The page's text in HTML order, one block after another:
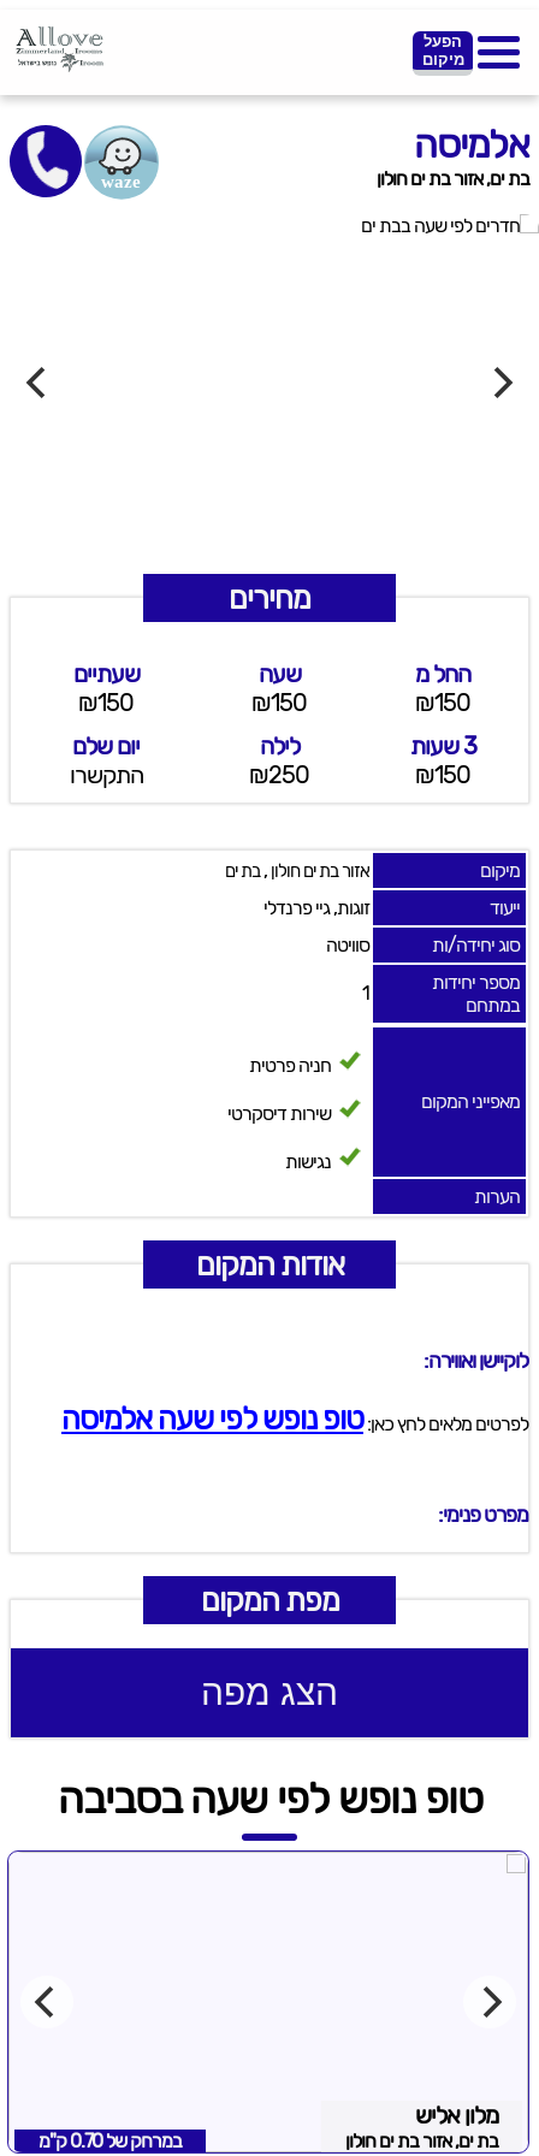
הפעל
מיקום
אלמיסה
בת ים, אזור בת ים חולון
מחירים
החל מ
₪150
שעה
₪150
שעתיים
₪150
3 שעות
₪150
לילה
₪250
יום שלם
התקשרו
מיקום אזור בת ים חולון,בת ים
ייעוד
זוגות, גיי פרנדלי
סוג יחידה/ות
סוויטה
מספר יחידות
במתחם
1
מאפייני המקום
חניה פרטית
שירות דיסקרטי
נגישות
הערות
אודות המקום
לוקיישן ואווירה:
לפרטים מלאים לחץ כאן:טופ נופש לפי שעה אלמיסה
מפרט פנימי:
מפת המקום
הצג מפה
טופ נופש לפי שעה בסביבה
מלון אליש
בת ים, אזור בת ים חולון במרחק של 0.70 ק"מ